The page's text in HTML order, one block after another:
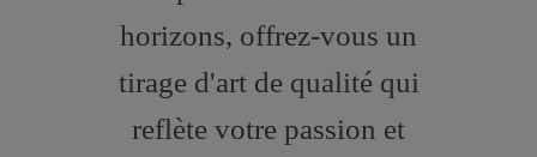
horizons, offrez-vous un
tirage d'art de qualité qui
reflète votre passion et